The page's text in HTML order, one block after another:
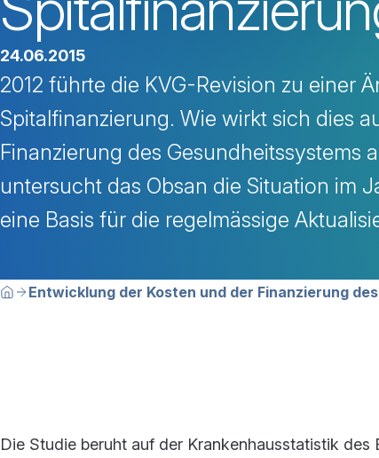
24.06.2015
2012 führte die KVG-Revision zu einer
Spitalfinanzierung. Wie wirkt sich dies
Finanzierung des Gesundheitssystems
untersucht das Obsan die Situation im
eine Basis für die regelmässige
Sie befinden sich hier:
HomeEntwicklung der Kosten und der Finanzierung
Die Studie beruht auf der Krankenhausstatistik des